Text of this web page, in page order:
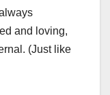
and loving,
(Just like